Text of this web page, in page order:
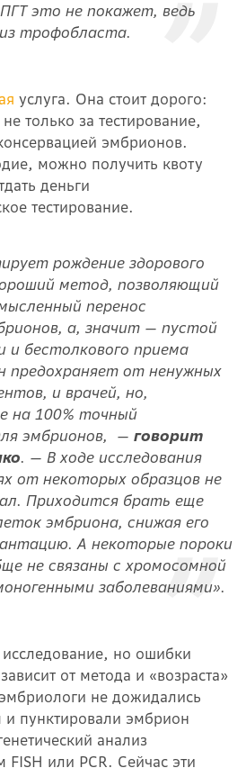
это не покажет, ведь
трофобласта.
услуга. Она стоит дорого:
только за тестирование,
эмбрионов.
можно получить квоту
деньги
тестирование.
рождение здорового
метод, позволяющий
перенос
а, значит — пустой
бестолкового приема
предохраняет от ненужных
и врачей, но,
на 100% точный
эмбрионов, — говорит
. — В ходе исследования
от некоторых образцов не
Приходится брать еще
эмбриона, снижая его
А некоторые пороки
не связаны с хромосомной
заболеваниями».
но ошибки
от метода и «возраста»
не дожидались
и пунктировали эмбрион
анализ
FISH или PCR. Сейчас эти